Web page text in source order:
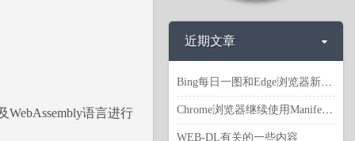
WebAssembly语言进行
近期文章
Bing每日一图和Edge浏览器新建标签页背景图地址等
Chrome浏览器继续使用Manifest V2 扩展
WEB-DL有关的一些内容